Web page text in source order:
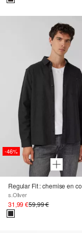
-46%
s.Oliver
31,99 €59,99 €